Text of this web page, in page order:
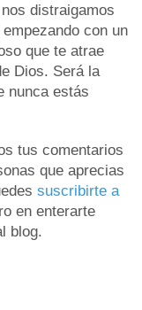
distraigamos
con un
que te atrae
Dios. Será la
nunca estás
tus comentarios
que aprecias
suscribirte a
en enterarte
blog.